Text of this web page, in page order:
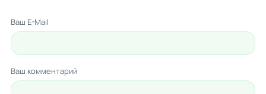
Ваш E-Mail
Ваш комментарий